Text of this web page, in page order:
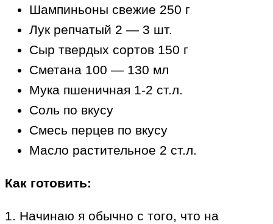
Шампиньоны свежие 250 г
Лук репчатый 2 — 3 шт.
Сыр твердых сортов 150 г
Сметана 100 — 130 мл
Мука пшеничная 1-2 ст.л.
Соль по вкусу
Смесь перцев по вкусу
Масло растительное 2 ст.л.
Как готовить:
1. Начинаю я обычно с того, что на